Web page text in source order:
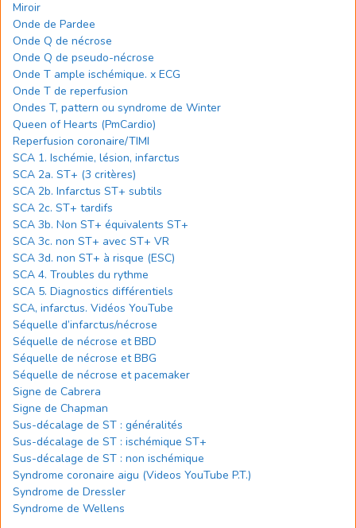
Miroir
Onde de Pardee
Onde Q de nécrose
Onde Q de pseudo-nécrose
Onde T ample ischémique. x ECG
Onde T de reperfusion
Ondes T, pattern ou syndrome de Winter
Queen of Hearts (PmCardio)
Reperfusion coronaire/TIMI
SCA 1. Ischémie, lésion, infarctus
SCA 2a. ST+ (3 critères)
SCA 2b. Infarctus ST+ subtils
SCA 2c. ST+ tardifs
SCA 3b. Non ST+ équivalents ST+
SCA 3c. non ST+ avec ST+ VR
SCA 3d. non ST+ à risque (ESC)
SCA 4. Troubles du rythme
SCA 5. Diagnostics différentiels
SCA, infarctus. Vidéos YouTube
Séquelle d’infarctus/nécrose
Séquelle de nécrose et BBD
Séquelle de nécrose et BBG
Séquelle de nécrose et pacemaker
Signe de Cabrera
Signe de Chapman
Sus-décalage de ST : généralités
Sus-décalage de ST : ischémique ST+
Sus-décalage de ST : non ischémique
Syndrome coronaire aigu (Videos YouTube P.T.)
Syndrome de Dressler
Syndrome de Wellens